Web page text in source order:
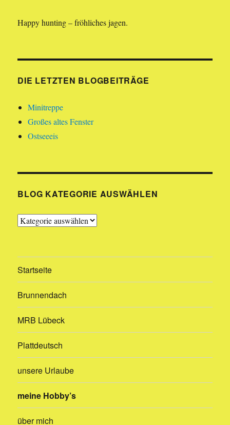
Happy hunting – fröhliches jagen.
DIE LETZTEN BLOGBEITRÄGE
Minitreppe
Großes altes Fenster
Ostseeeis
BLOG KATEGORIE AUSWÄHLEN
Blog
Startseite
Brunnendach
MRB Lübeck
Plattdeutsch
unsere Urlaube
meine Hobby’s
über mich